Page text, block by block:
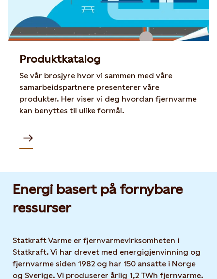
Produktkatalog
Se vår brosjyre hvor vi sammen med våre
samarbeidspartnere presenterer våre
produkter. Her viser vi deg hvordan fjernvarme
kan benyttes til ulike formål.
Opens in new tab or window
Energi basert på fornybare
ressurser
Statkraft Varme er fjernvarmevirksomheten i
Statkraft. Vi har drevet med energigjenvinning og
fjernvarme siden 1982 og har 150 ansatte i Norge
og Sverige. Vi produserer årlig 1,2 TWh fjernvarme.